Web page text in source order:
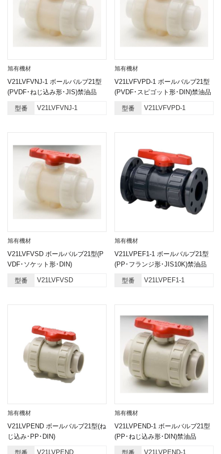
旭有機材
V21LVFVNJ-1 ボールバルブ21型
(PVDF･ねじ込み形･JIS)禁油品
型番 V21LVFVNJ-1
旭有機材
V21LVFVPD-1 ボールバルブ21型
(PVDF･スピゴット形･DIN)禁油品
型番 V21LVFVPD-1
旭有機材
V21LVFVSD ボールバルブ21型(P
VDF･ソケット形･DIN)
型番 V21LVFVSD
旭有機材
V21LVPEF1-1 ボールバルブ21型
(PP･フランジ形･JIS10K)禁油品
型番 V21LVPEF1-1
旭有機材
V21LVPEND ボールバルブ21型(ね
じ込み･PP･DIN)
V21LVPEND
旭有機材
V21LVPEND-1 ボールバルブ21型
(PP･ねじ込み形･DIN)禁油品
V21LVPEND-1